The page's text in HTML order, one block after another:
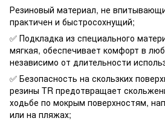
Резиновый материал, не
практичен и быстросохнущий;
✅ Подкладка из специального
мягкая, обеспечивает комфорт в
независимо от длительности
✅ Безопасность на скользких
резины TR предотвращает
ходьбе по мокрым поверхностям,
или на пляжах;